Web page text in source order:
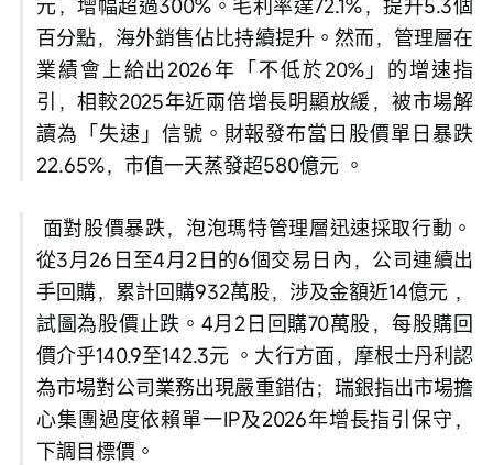
元，增幅超過300%。毛利率達72.1%，提升5.3個
百分點，海外銷售佔比持續提升。然而，管理層在
業績會上給出2026年「不低於20%」的增速指
引，相較2025年近兩倍增長明顯放緩，被市場解
讀為「失速」信號。財報發布當日股價單日暴跌
22.65%，市值一天蒸發超580億元 。
從3月26日至4月2日的6個交易日內，公司連續出
手回購，累計回購932萬股，涉及金額近14億元 ，
試圖為股價止跌。4月2日回購70萬股，每股購回
價介乎140.9至142.3元 。大行方面，摩根士丹利認
為市場對公司業務出現嚴重錯估；瑞銀指出市場擔
心集團過度依賴單一IP及2026年增長指引保守，
下調目標價。